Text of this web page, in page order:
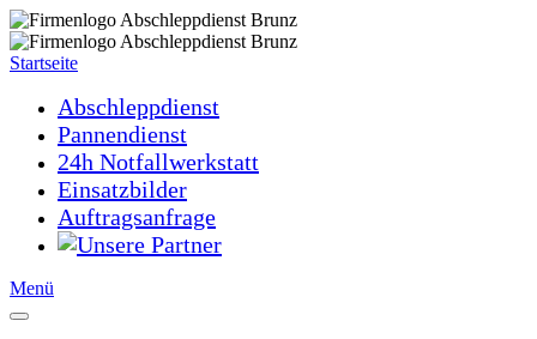
Startseite
Abschleppdienst
Pannendienst
24h Notfallwerkstatt
Einsatzbilder
Auftragsanfrage
Menü